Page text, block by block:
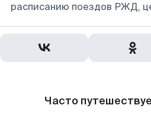
расписанию поездов РЖД,
Часто